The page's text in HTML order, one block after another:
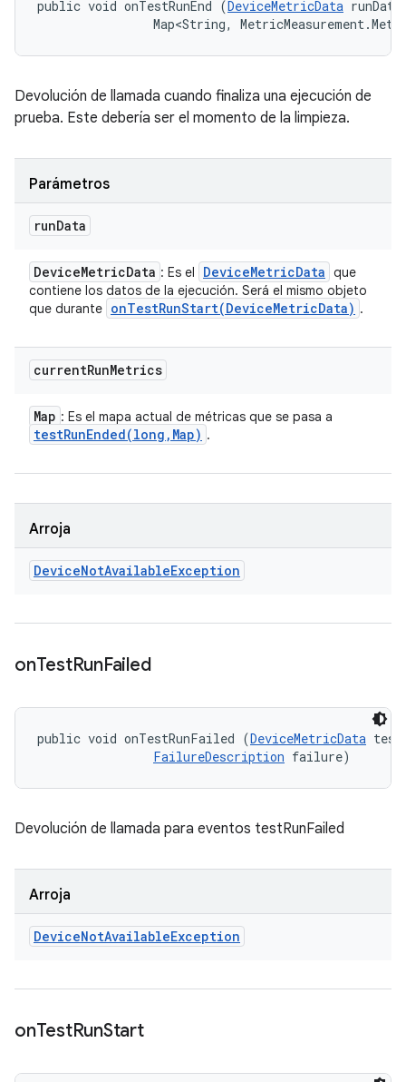
public void onTestRunEnd (DeviceMetricData
Map<String,
Devolución de llamada cuando finaliza una ejecución de
prueba. Este debería ser el momento de la limpieza.
Parámetros
runData
DeviceMetricData : Es el DeviceMetricData que
contiene los datos de la ejecución. Será el mismo objeto
que durante onTestRunStart(DeviceMetricData) .
currentRunMetrics
Map : Es el mapa actual de métricas que se pasa a
testRunEnded(long , Map) .
Arroja
DeviceNotAvailableException
onTestRunFailed
public void onTestRunFailed (DeviceMetricData
FailureDescription failure)
Devolución de llamada para eventos testRunFailed
Arroja
DeviceNotAvailableException
onTestRunStart